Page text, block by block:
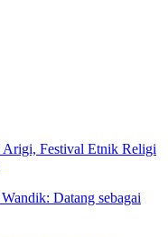
Festival Etnik Religi
Datang sebagai